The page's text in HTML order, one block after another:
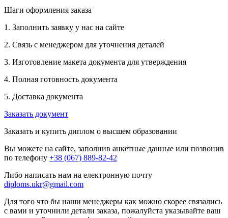
Шаги оформления заказа
1. Заполнить заявку у нас на сайте
2. Связь с менеджером для уточнения деталей
3. Изготовление макета документа для утверждения
4. Полная готовность документа
5. Доставка документа
Заказать документ
Заказать и купить диплом о высшем образовании
Вы можете на сайте, заполнив анкетные данные или позвонив
по телефону +38 (067) 889-82-42
Либо написать нам на електронную почту
diploms.ukr@gmail.com
Для того что бы наши менеджеры как можно скорее связались
с вами и уточнили детали заказа, пожалуйста указывайте ваш